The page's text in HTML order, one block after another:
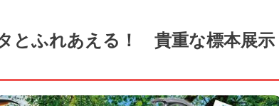
とふれあえる！ 貴重な標本展示